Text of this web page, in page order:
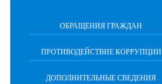
ОБРАЩЕНИЯ ГРАЖДАН
ПРОТИВОДЕЙСТВИЕ КОРРУПЦИИ
ДОПОЛНИТЕЛЬНЫЕ СВЕДЕНИЯ